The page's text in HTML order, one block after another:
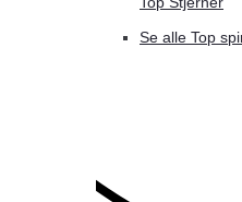
Se alle Top